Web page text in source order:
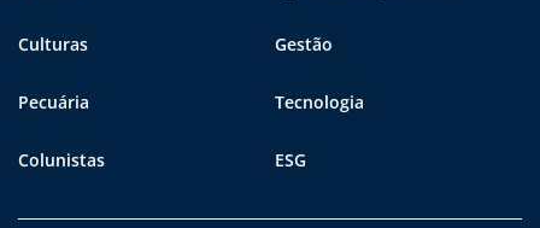
Culturas Gestão
Pecuária Tecnologia
Colunistas ESG